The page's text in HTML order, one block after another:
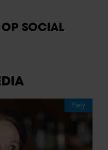
OP SOCIAL
Party